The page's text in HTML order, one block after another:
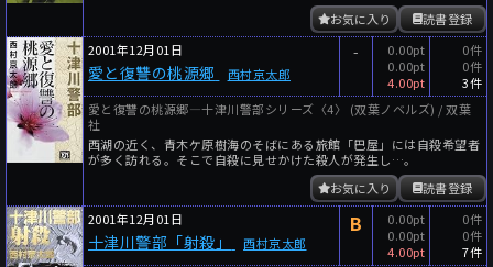
読書登録
お気に入り
2001年12月01日
愛と復讐の桃源郷 西村京太郎
-
0.00pt
0.00pt
4.00pt
0件
0件
3件
愛と復讐の桃源郷―十津川警部シリーズ〈4〉 (双葉ノベルズ) / 双葉
社
西湖の近く、青木ケ原樹海のそばにある旅館「巴屋」には自殺希望者
が多く訪れる。そこで自殺に見せかけた殺人が発生し…。
読書登録
お気に入り
2001年12月01日
十津川警部「射殺」 西村京太郎
B
0.00pt
0.00pt
4.00pt
0件
0件
7件